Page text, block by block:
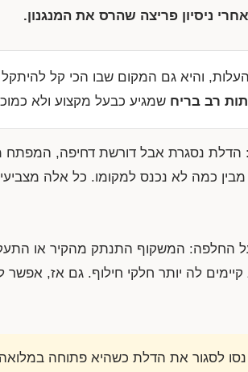
ניסיון פריצה שהרס את המנגנון.
והיא גם המקום שבו הכי קל
רב בריח שמגיע כבעל מקצוע ולא
הדלת נסגרת אבל דורשת דחיפה,
כמה לא נכנס למקומו. כל אלה
החלפה: המשקוף התנתק מהקיר או
לה יותר חלקי חילוף. גם אז,
נסו לסגור את הדלת כשהיא פתוחה